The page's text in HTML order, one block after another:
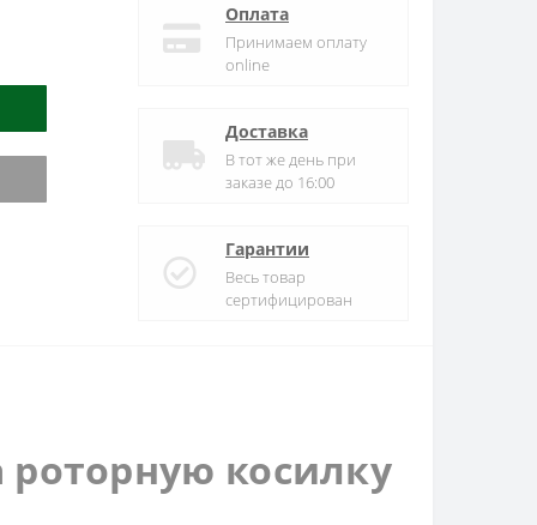
Оплата
Принимаем оплату
online
Доставка
В тот же день при
заказе до 16:00
Гарантии
Весь товар
сертифицирован
косилку